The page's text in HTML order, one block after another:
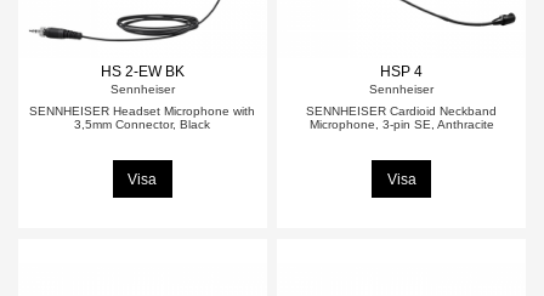
HS 2-EW BK
Sennheiser
SENNHEISER Headset Microphone with
3,5mm Connector, Black
Visa
HSP 4
Sennheiser
SENNHEISER Cardioid Neckband
Microphone, 3-pin SE, Anthracite
Visa